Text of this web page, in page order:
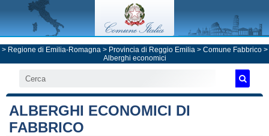
> Regione di Emilia-Romagna> Provincia di Reggio Emilia> Comune Fabbrico>
Alberghi economici
ALBERGHI ECONOMICI DI
FABBRICO